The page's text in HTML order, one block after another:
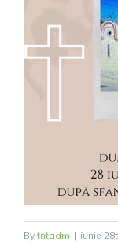
By tntadm | iunie